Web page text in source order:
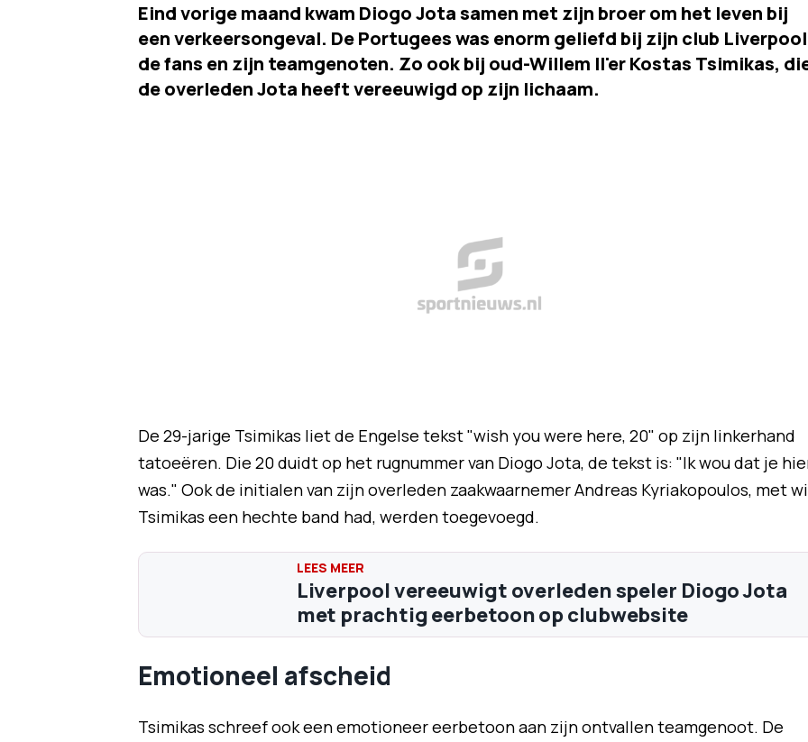
Eind vorige maand kwam Diogo Jota samen met zijn broer om het leven bij
een verkeersongeval. De Portugees was enorm geliefd bij zijn club
de fans en zijn teamgenoten. Zo ook bij oud-Willem II'er Kostas Tsimikas,
de overleden Jota heeft vereeuwigd op zijn lichaam.
De 29-jarige Tsimikas liet de Engelse tekst "wish you were here, 20" op zijn linkerhand
tatoeëren. Die 20 duidt op het rugnummer van Diogo Jota, de tekst is: "Ik wou dat je
was." Ook de initialen van zijn overleden zaakwaarnemer Andreas Kyriakopoulos, met
Tsimikas een hechte band had, werden toegevoegd.
Liverpool vereeuwigt overleden speler Diogo Jota
met prachtig eerbetoon op clubwebsite
Emotioneel afscheid
Tsimikas schreef ook een emotioneer eerbetoon aan zijn ontvallen teamgenoot. De